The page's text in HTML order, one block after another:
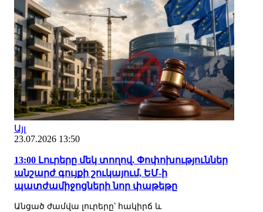
Այլ
23.07.2026 13:50
13:00 Լուրերը մեկ տողով. Փոփոխություններ
անշարժ գույքի շուկայում, ԵՄ-ի
պատժամիջոցների նոր փաթեթը
Անցած ժամվա լուրերը՝ հակիրճ և